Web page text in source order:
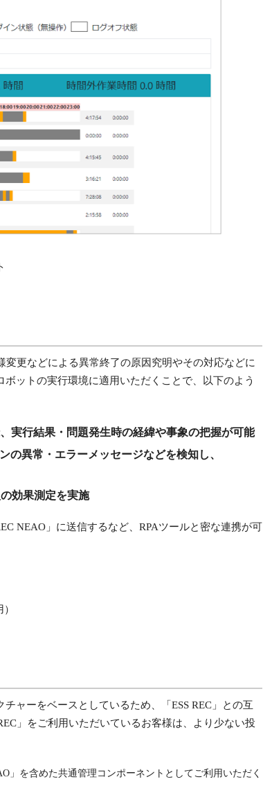
更などによる異常終了の原因究明やその対応などに
ットの実行環境に適用いただくことで、以下のよう
実行結果・問題発生時の経緯や事象の把握が可能
異常・エラーメッセージなどを検知し、
効果測定を実施
NEAO」に送信するなど、RPAツールと密な連携が可
チャーをベースとしているため、「ESS REC」との互
」をご利用いただいているお客様は、より少ない投
」を含めた共通管理コンポーネントとしてご利用いただく